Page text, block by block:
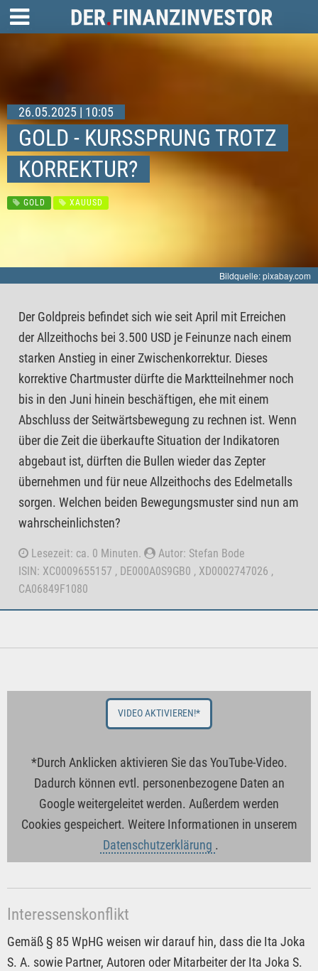
26.05.2025 | 10:05
GOLD - KURSSPRUNG TROTZ
KORREKTUR?
GOLD XAUUSD
Bildquelle: pixabay.com
Der Goldpreis befindet sich wie seit April mit Erreichen
der Allzeithochs bei 3.500 USD je Feinunze nach einem
starken Anstieg in einer Zwischenkorrektur. Dieses
korrektive Chartmuster dürfte die Marktteilnehmer noch
bis in den Juni hinein beschäftigen, ehe mit einem
Abschluss der Seitwärtsbewegung zu rechnen ist. Wenn
über die Zeit die überkaufte Situation der Indikatoren
abgebaut ist, dürften die Bullen wieder das Zepter
übernehmen und für neue Allzeithochs des Edelmetalls
sorgen. Welchen beiden Bewegungsmuster sind nun am
wahrscheinlichsten?
Lesezeit: ca. 0 Minuten.
Autor: Stefan Bode
ISIN: XC0009655157 , DE000A0S9GB0 , XD0002747026 ,
CA06849F1080
VIDEO AKTIVIEREN!*
*Durch Anklicken aktivieren Sie das YouTube-Video.
Dadurch können evtl. personenbezogene Daten an
Google weitergeleitet werden. Außerdem werden
Cookies gespeichert. Weitere Informationen in unserem
Datenschutzerklärung .
Interessenskonflikt
Gemäß § 85 WpHG weisen wir darauf hin, dass die Ita Joka
S. A. sowie Partner, Autoren oder Mitarbeiter der Ita Joka S.